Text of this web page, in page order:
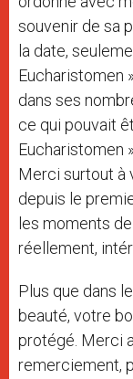
souvenir de sa
la date,
Eucharistomen
dans ses
ce qui pouvait
Eucharistomen
Merci surtout à
depuis le
les moments
réellement,
Plus que dans
beauté, votre
protégé. Merci
remerciement,